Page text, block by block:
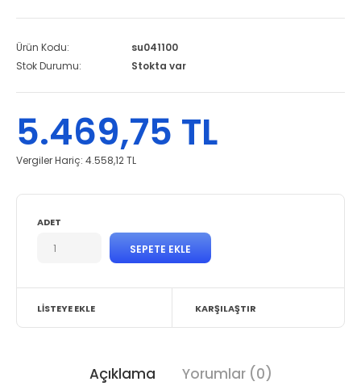
Ürün Kodu:
su041100
Stok Durumu:
Stokta var
5.469,75 TL
Vergiler Hariç: 4.558,12 TL
ADET
LISTEYE EKLE KARŞILAŞTIR
Açıklama Yorumlar (0)